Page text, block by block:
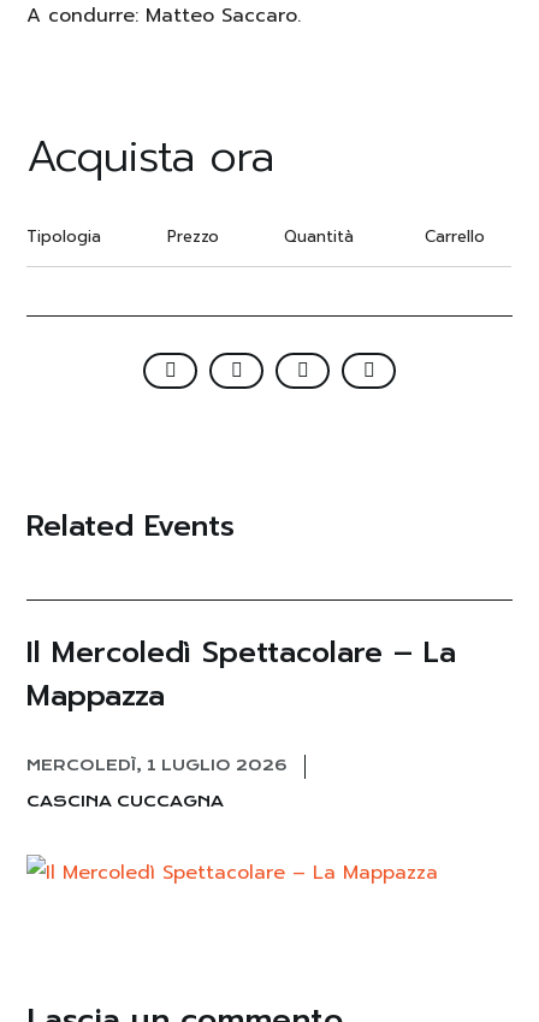
A condurre: Matteo Saccaro.
Acquista ora
Tipologia Prezzo Quantità Carrello
Related Events
Il Mercoledì Spettacolare – La
Mappazza
MERCOLEDÌ, 1 LUGLIO 2026
CASCINA CUCCAGNA